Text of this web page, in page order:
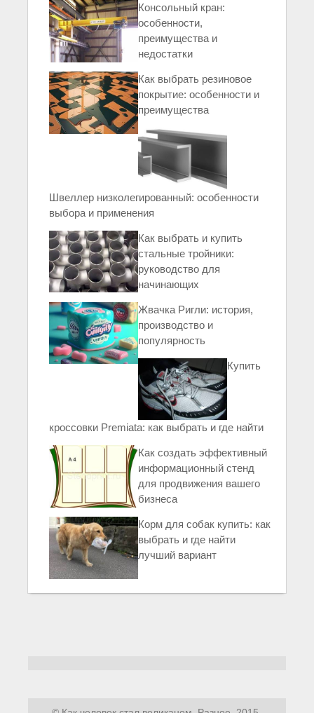
Консольный кран:
особенности,
преимущества и
недостатки
Как выбрать резиновое
покрытие: особенности и
преимущества
Швеллер низколегированный: особенности
выбора и применения
Как выбрать и купить
стальные тройники:
руководство для
начинающих
Жвачка Ригли: история,
производство и
популярность
Купить
кроссовки Premiata: как выбрать и где найти
Как создать эффективный
информационный стенд
для продвижения вашего
бизнеса
Корм для собак купить: как
выбрать и где найти
лучший вариант